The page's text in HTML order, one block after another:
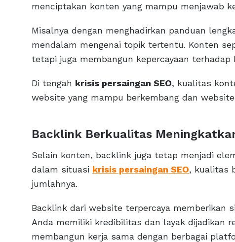
menciptakan konten yang mampu menjawab
Misalnya dengan menghadirkan panduan
mendalam mengenai topik tertentu. Konten
tetapi juga membangun kepercayaan terhadap
Di tengah krisis persaingan SEO, kualitas
website yang mampu berkembang dan
Backlink Berkualitas
Selain konten, backlink juga tetap menjadi
dalam situasi krisis persaingan SEO, kualitas
jumlahnya.
Backlink dari website terpercaya memberikan
Anda memiliki kredibilitas dan layak dijadikan
membangun kerja sama dengan berbagai